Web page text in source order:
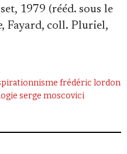
1979 (rééd. sous le
, Fayard, coll. Pluriel,
frédéric lordon
serge moscovici